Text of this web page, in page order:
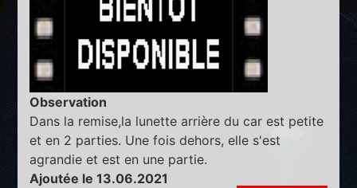
Observation
Dans la remise,la lunette arrière du car est petite
et en 2 parties. Une fois dehors, elle s'est
agrandie et est en une partie.
Ajoutée le 13.06.2021